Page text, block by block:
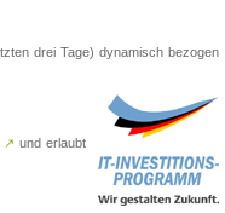
drei Tage) dynamisch bezogen
↗ und erlaubt